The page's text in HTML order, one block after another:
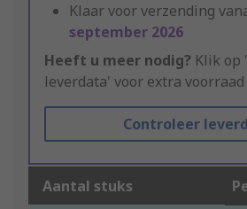
Klaar voor verzending
september 2026
Heeft u meer nodig? Klik op
leverdata' voor extra
Controleer
Aantal stuks